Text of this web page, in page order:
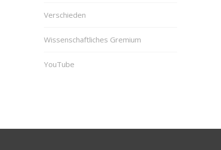
Verschieden
Wissenschaftliches Gremium
YouTube